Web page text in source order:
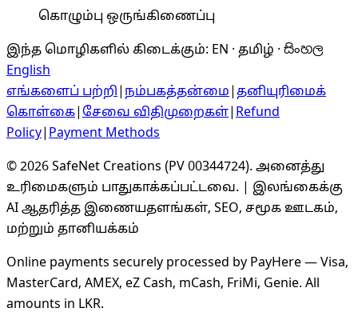
கொழும்பு ஒருங்கிணைப்பு
இந்த மொழிகளில் கிடைக்கும்: EN · தமிழ் · සිංහල
English
எங்களைப் பற்றி நம்பகத்தன்மை தனியுரிமைக்
கொள்கை சேவை விதிமுறைகள் Refund
Policy Payment Methods
© 2026 SafeNet Creations (PV 00344724). அனைத்து
உரிமைகளும் பாதுகாக்கப்பட்டவை.
இலங்கைக்கு
AI ஆதரித்த இணையதளங்கள், SEO, சமூக ஊடகம்,
மற்றும் தானியக்கம்
Online payments securely processed by PayHere — Visa,
MasterCard, AMEX, eZ Cash, mCash, FriMi, Genie. All
amounts in LKR.